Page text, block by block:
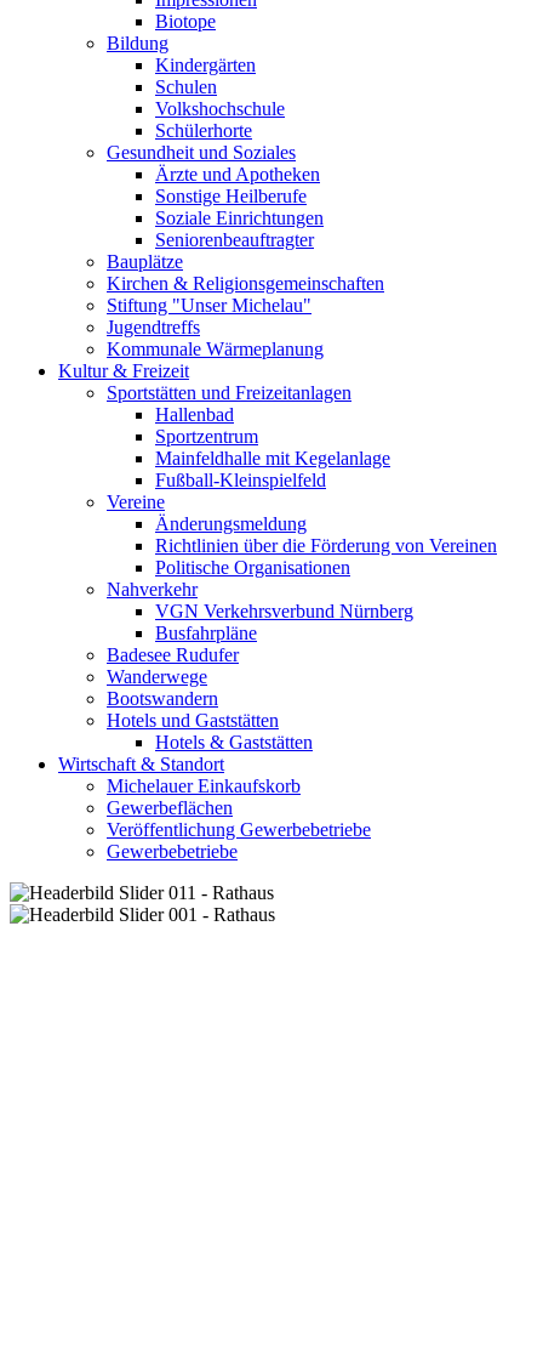
Biotope
Bildung
Kindergärten
Schulen
Volkshochschule
Schülerhorte
Gesundheit und Soziales
Ärzte und Apotheken
Sonstige Heilberufe
Soziale Einrichtungen
Seniorenbeauftragter
Bauplätze
Kirchen & Religionsgemeinschaften
Stiftung "Unser Michelau"
Jugendtreffs
Kommunale Wärmeplanung
Kultur & Freizeit
Sportstätten und Freizeitanlagen
Hallenbad
Sportzentrum
Mainfeldhalle mit Kegelanlage
Fußball-Kleinspielfeld
Vereine
Änderungsmeldung
Richtlinien über die Förderung von Vereinen
Politische Organisationen
Nahverkehr
VGN Verkehrsverbund Nürnberg
Busfahrpläne
Badesee Rudufer
Wanderwege
Bootswandern
Hotels und Gaststätten
Hotels & Gaststätten
Wirtschaft & Standort
Michelauer Einkaufskorb
Gewerbeflächen
Veröffentlichung Gewerbebetriebe
Gewerbebetriebe